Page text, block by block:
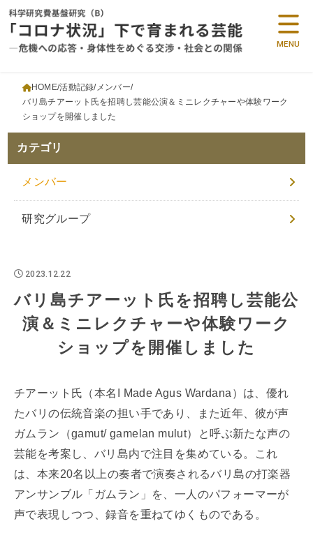
MENU
HOME 活動記録 メンバー
バリ島チアーット氏を招聘し芸能公演＆ミニレクチャーや体験ワーク
ショップを開催しました
2023.12.22
バリ島チアーット氏を招聘し芸能公
演＆ミニレクチャーや体験ワーク
ショップを開催しました
チアーット氏（本名I Made Agus Wardana）は、優れ
たバリの伝統音楽の担い手であり、また近年、彼が声
ガムラン（gamut/ gamelan mulut）と呼ぶ新たな声の
芸能を考案し、バリ島内で注目を集めている。これ
は、本来20名以上の奏者で演奏されるバリ島の打楽器
アンサンブル「ガムラン」を、一人のパフォーマーが
声で表現しつつ、録音を重ねてゆくものである。
カテゴリ
メンバー
研究グループ